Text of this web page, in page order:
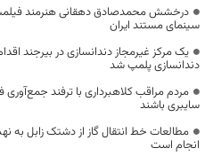
درخشش محمدصادق دهقانی هنرمند
سینمای مستند ایران
یک مرکز غیرمجاز دندانسازی در بیرجند
دندانسازی پلمپ شد
مردم مراقب کلاهبرداری با ترفند جمع‌آوری
سایبری باشند
انجام است